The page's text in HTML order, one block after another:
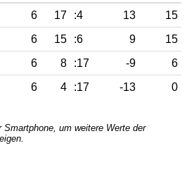
6 17 :4 13
15
6 15 :6 9
15
6 8 :17 -9
6
6 4 :17 -13 0